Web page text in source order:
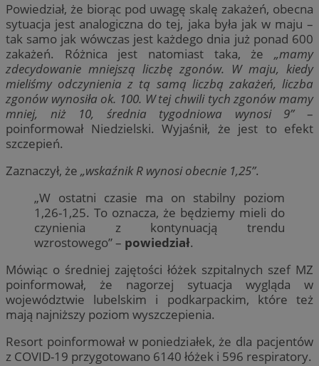
Powiedział, że biorąc pod uwagę skalę zakażeń, obecna
sytuacja jest analogiczna do tej, jaka była jak w maju –
tak samo jak wówczas jest każdego dnia już ponad 600
zakażeń. Różnica jest natomiast taka, że „mamy
zdecydowanie mniejszą liczbę zgonów. W maju, kiedy
mieliśmy odczynienia z tą samą liczbą zakażeń, liczba
zgonów wynosiła ok. 100. W tej chwili tych zgonów mamy
mniej, niż 10, średnia tygodniowa wynosi 9”–
poinformował Niedzielski. Wyjaśnił, że jest to efekt
szczepień.
Zaznaczył, że „wskaźnik R wynosi obecnie 1,25”.
„W ostatni czasie ma on stabilny poziom
1,26-1,25. To oznacza, że będziemy mieli do
czynienia z kontynuacją trendu
wzrostowego” – powiedział.
Mówiąc o średniej zajętości łóżek szpitalnych szef MZ
poinformował, że nagorzej sytuacja wygląda w
województwie lubelskim i podkarpackim, które też
mają najniższy poziom wyszczepienia.
Resort poinformował w poniedziałek, że dla pacjentów
z COVID-19 przygotowano 6140 łóżek i 596 respiratory.